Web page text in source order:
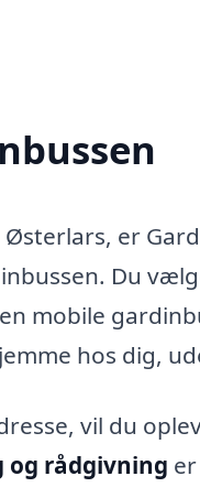
er
Du
mobile
hos dig,
vil du
og rådgivning